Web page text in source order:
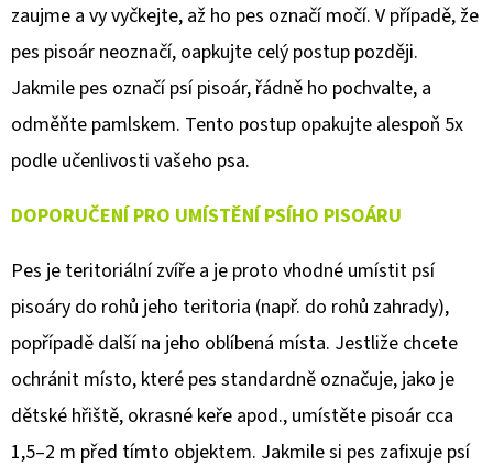
zaujme a vy vyčkejte, až ho pes označí močí. V případě, že
pes pisoár neoznačí, oapkujte celý postup později.
Jakmile pes označí psí pisoár, řádně ho pochvalte, a
odměňte pamlskem. Tento postup opakujte alespoň 5x
podle učenlivosti vašeho psa.
DOPORUČENÍ PRO UMÍSTĚNÍ PSÍHO PISOÁRU
Pes je teritoriální zvíře a je proto vhodné umístit psí
pisoáry do rohů jeho teritoria (např. do rohů zahrady),
popřípadě další na jeho oblíbená místa. Jestliže chcete
ochránit místo, které pes standardně označuje, jako je
dětské hřiště, okrasné keře apod., umístěte pisoár cca
1,5–2 m před tímto objektem. Jakmile si pes zafixuje psí